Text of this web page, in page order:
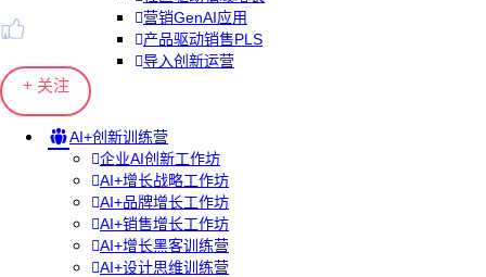
营销GenAI应用
产品驱动销售PLS
导入创新运营
AI+创新训练营
企业AI创新工作坊
AI+增长战略工作坊
AI+品牌增长工作坊
AI+销售增长工作坊
AI+增长黑客训练营
AI+设计思维训练营
+ 关注